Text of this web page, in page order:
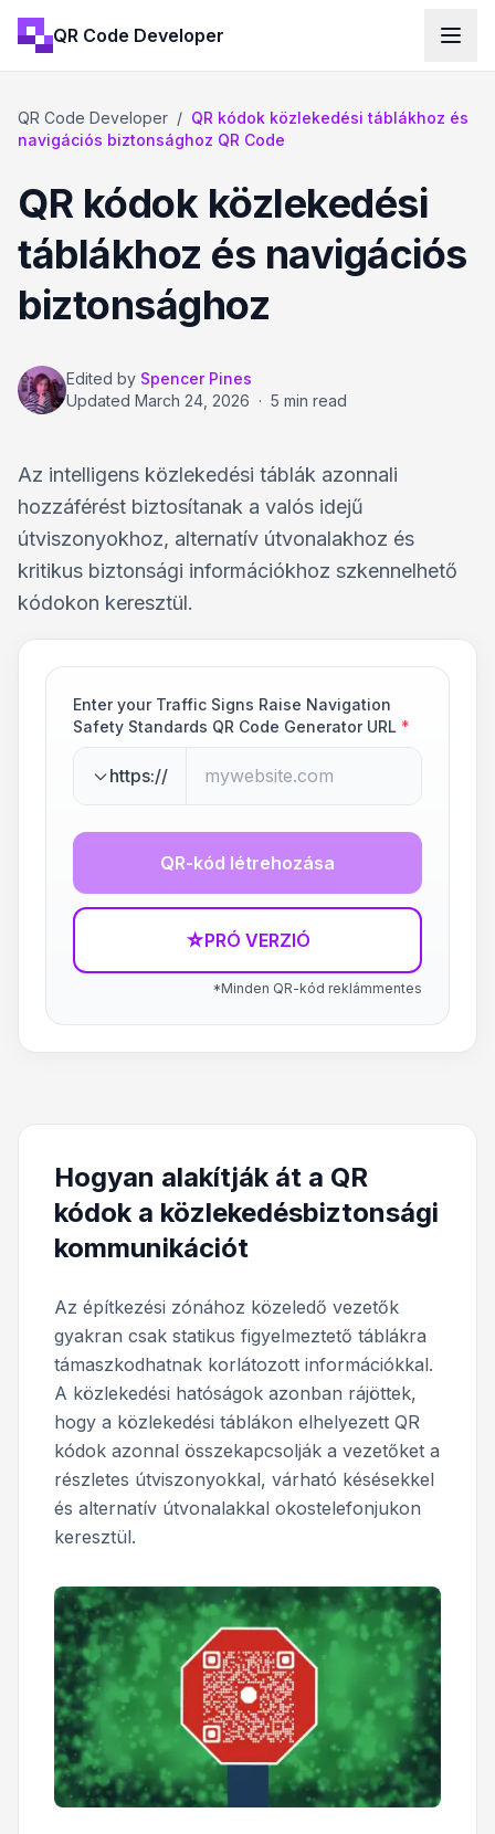
QR Code Developer
QR Code Developer / QR kódok közlekedési táblákhoz és
navigációs biztonsághoz QR Code
QR kódok közlekedési
táblákhoz és navigációs
biztonsághoz
Edited by Spencer Pines
Updated March 24, 2026 · 5 min read
Az intelligens közlekedési táblák azonnali
hozzáférést biztosítanak a valós idejű
útviszonyokhoz, alternatív útvonalakhoz és
kritikus biztonsági információkhoz szkennelhető
kódokon keresztül.
Enter your Traffic Signs Raise Navigation
Safety Standards QR Code Generator URL *
https://
QR-kód létrehozása
☆PRÓ VERZIÓ
*Minden QR-kód reklámmentes
Hogyan alakítják át a QR
kódok a közlekedésbiztonsági
kommunikációt
Az építkezési zónához közeledő vezetők
gyakran csak statikus figyelmeztető táblákra
támaszkodhatnak korlátozott információkkal.
A közlekedési hatóságok azonban rájöttek,
hogy a közlekedési táblákon elhelyezett QR
kódok azonnal összekapcsolják a vezetőket a
részletes útviszonyokkal, várható késésekkel
és alternatív útvonalakkal okostelefonjukon
keresztül.